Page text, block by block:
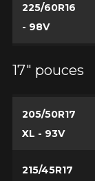
225/60R16
- 98V
17" pouces
205/50R17
XL - 93V
215/45R17